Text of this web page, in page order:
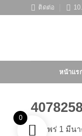
ติดต่อ
หน้าแร
เผยแพร่ 1 มีน
0